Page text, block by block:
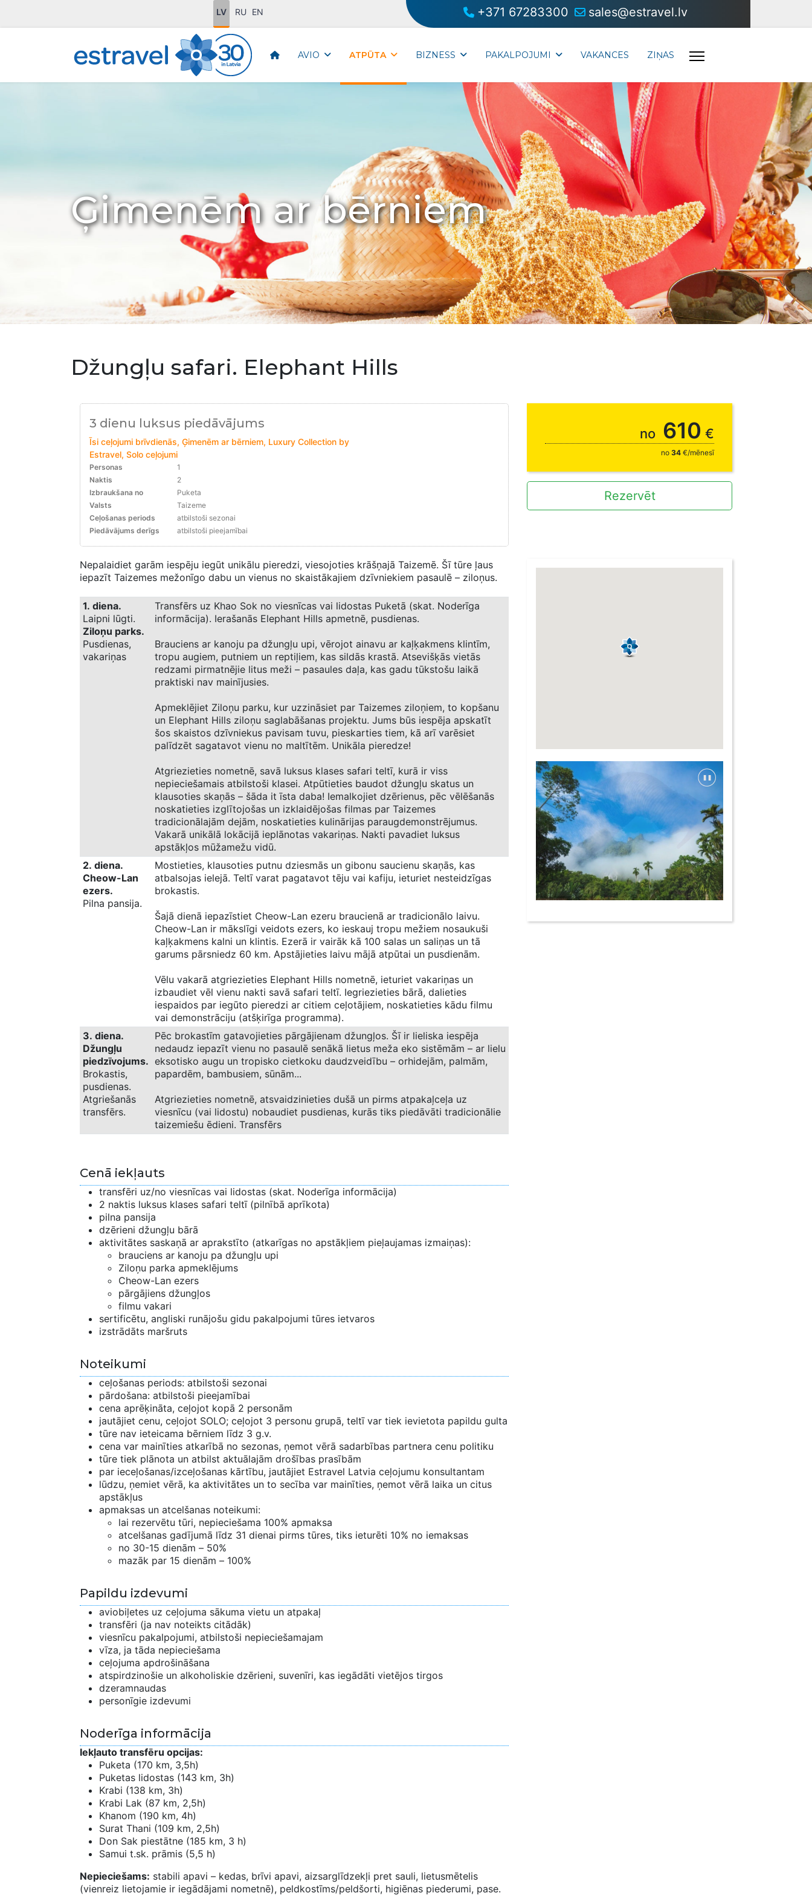
LV RU EN +371 67283300 sales@estravel.lv
AVIO ATPŪTA BIZNESS PAKALPOJUMI VAKANCES ZIŅAS
Ģimenēm ar bērniem
Džungļu safari. Elephant Hills
3 dienu luksus piedāvājums
Īsi ceļojumi brīvdienās, Ģimenēm ar bērniem, Luxury Collection by
Estravel, Solo ceļojumi
Personas
1
Naktis
2
Izbraukšana no
Puketa
Valsts
Taizeme
Ceļošanas periods
atbilstoši sezonai
Piedāvājums derīgs
atbilstoši pieejamībai
no 610 €
no 34 €/mēnesī
Rezervēt
Nepalaidiet garām iespēju iegūt unikālu pieredzi, viesojoties krāšņajā Taizemē. Šī tūre ļaus
iepazīt Taizemes mežonīgo dabu un vienus no skaistākajiem dzīvniekiem pasaulē – ziloņus.
1. diena.
Laipni lūgti.
Ziloņu parks.
Pusdienas,
vakariņas
Transfērs uz Khao Sok no viesnīcas vai lidostas Puketā (skat. Noderīga
informācija). Ierašanās Elephant Hills apmetnē, pusdienas.
Brauciens ar kanoju pa džungļu upi, vērojot ainavu ar kaļķakmens klintīm,
tropu augiem, putniem un reptiļiem, kas sildās krastā. Atsevišķās vietās
redzami pirmatnējie litus meži – pasaules daļa, kas gadu tūkstošu laikā
praktiski nav mainījusies.
Apmeklējiet Ziloņu parku, kur uzzināsiet par Taizemes ziloņiem, to kopšanu
un Elephant Hills ziloņu saglabāšanas projektu. Jums būs iespēja apskatīt
šos skaistos dzīvniekus pavisam tuvu, pieskarties tiem, kā arī varēsiet
palīdzēt sagatavot vienu no maltītēm. Unikāla pieredze!
Atgriezieties nometnē, savā luksus klases safari teltī, kurā ir viss
nepieciešamais atbilstoši klasei. Atpūtieties baudot džungļu skatus un
klausoties skaņās – šāda it īsta daba! Iemalkojiet dzērienus, pēc vēlēšanās
noskatieties izglītojošas un izklaidējošas filmas par Taizemes
tradicionālajām dejām, noskatieties kulinārijas paraugdemonstrējumus.
Vakarā unikālā lokācijā ieplānotas vakariņas. Nakti pavadiet luksus
apstākļos mūžamežu vidū.
2. diena.
Cheow-Lan
ezers.
Pilna pansija.
Mostieties, klausoties putnu dziesmās un gibonu saucienu skaņās, kas
atbalsojas ielejā. Teltī varat pagatavot tēju vai kafiju, ieturiet nesteidzīgas
brokastis.
Šajā dienā iepazīstiet Cheow-Lan ezeru braucienā ar tradicionālo laivu.
Cheow-Lan ir mākslīgi veidots ezers, ko ieskauj tropu mežiem nosaukuši
kaļķakmens kalni un klintis. Ezerā ir vairāk kā 100 salas un saliņas un tā
garums pārsniedz 60 km. Apstājieties laivu mājā atpūtai un pusdienām.
Vēlu vakarā atgriezieties Elephant Hills nometnē, ieturiet vakariņas un
izbaudiet vēl vienu nakti savā safari teltī. Iegriezieties bārā, dalieties
iespaidos par iegūto pieredzi ar citiem ceļotājiem, noskatieties kādu filmu
vai demonstrāciju (atšķirīga programma).
3. diena.
Džungļu
piedzīvojums.
Brokastis,
pusdienas.
Atgriešanās
transfērs.
Pēc brokastīm gatavojieties pārgājienam džungļos. Šī ir lieliska iespēja
nedaudz iepazīt vienu no pasaulē senākā lietus meža eko sistēmām – ar lielu
eksotisko augu un tropisko cietkoku daudzveidību – orhidejām, palmām,
papardēm, bambusiem, sūnām...
Atgriezieties nometnē, atsvaidzinieties dušā un pirms atpakaļceļa uz
viesnīcu (vai lidostu) nobaudiet pusdienas, kurās tiks piedāvāti tradicionālie
taizemiešu ēdieni. Transfērs
Cenā iekļauts
transfēri uz/no viesnīcas vai lidostas (skat. Noderīga informācija)
2 naktis luksus klases safari teltī (pilnībā aprīkota)
pilna pansija
dzērieni džungļu bārā
aktivitātes saskaņā ar aprakstīto (atkarīgas no apstākļiem pieļaujamas izmaiņas):
brauciens ar kanoju pa džungļu upi
Ziloņu parka apmeklējums
Cheow-Lan ezers
pārgājiens džungļos
filmu vakari
sertificētu, angliski runājošu gidu pakalpojumi tūres ietvaros
izstrādāts maršruts
Noteikumi
ceļošanas periods: atbilstoši sezonai
pārdošana: atbilstoši pieejamībai
cena aprēķināta, ceļojot kopā 2 personām
jautājiet cenu, ceļojot SOLO; ceļojot 3 personu grupā, teltī var tiek ievietota papildu gulta
tūre nav ieteicama bērniem līdz 3 g.v.
cena var mainīties atkarībā no sezonas, ņemot vērā sadarbības partnera cenu politiku
tūre tiek plānota un atbilst aktuālajām drošības prasībām
par ieceļošanas/izceļošanas kārtību, jautājiet Estravel Latvia ceļojumu konsultantam
lūdzu, ņemiet vērā, ka aktivitātes un to secība var mainīties, ņemot vērā laika un citus
apstākļus
apmaksas un atcelšanas noteikumi:
lai rezervētu tūri, nepieciešama 100% apmaksa
atcelšanas gadījumā līdz 31 dienai pirms tūres, tiks ieturēti 10% no iemaksas
no 30-15 dienām – 50%
mazāk par 15 dienām – 100%
Papildu izdevumi
aviobiļetes uz ceļojuma sākuma vietu un atpakaļ
transfēri (ja nav noteikts citādāk)
viesnīcu pakalpojumi, atbilstoši nepieciešamajam
vīza, ja tāda nepieciešama
ceļojuma apdrošināšana
atspirdzinošie un alkoholiskie dzērieni, suvenīri, kas iegādāti vietējos tirgos
dzeramnaudas
personīgie izdevumi
Noderīga informācija
Iekļauto transfēru opcijas:
Puketa (170 km, 3,5h)
Puketas lidostas (143 km, 3h)
Krabi (138 km, 3h)
Krabi Lak (87 km, 2,5h)
Khanom (190 km, 4h)
Surat Thani (109 km, 2,5h)
Don Sak piestātne (185 km, 3 h)
Samui t.sk. prāmis (5,5 h)
Nepieciešams: stabili apavi – kedas, brīvi apavi, aizsarglīdzekļi pret sauli, lietusmētelis
(vienreiz lietojamie ir iegādājami nometnē), peldkostīms/peldšorti, higiēnas piederumi, pase.